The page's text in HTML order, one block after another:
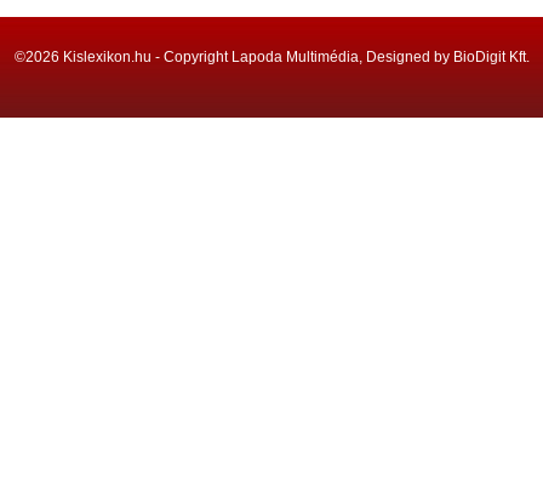
©2026 Kislexikon.hu - Copyright Lapoda Multimédia, Designed by BioDigit Kft.